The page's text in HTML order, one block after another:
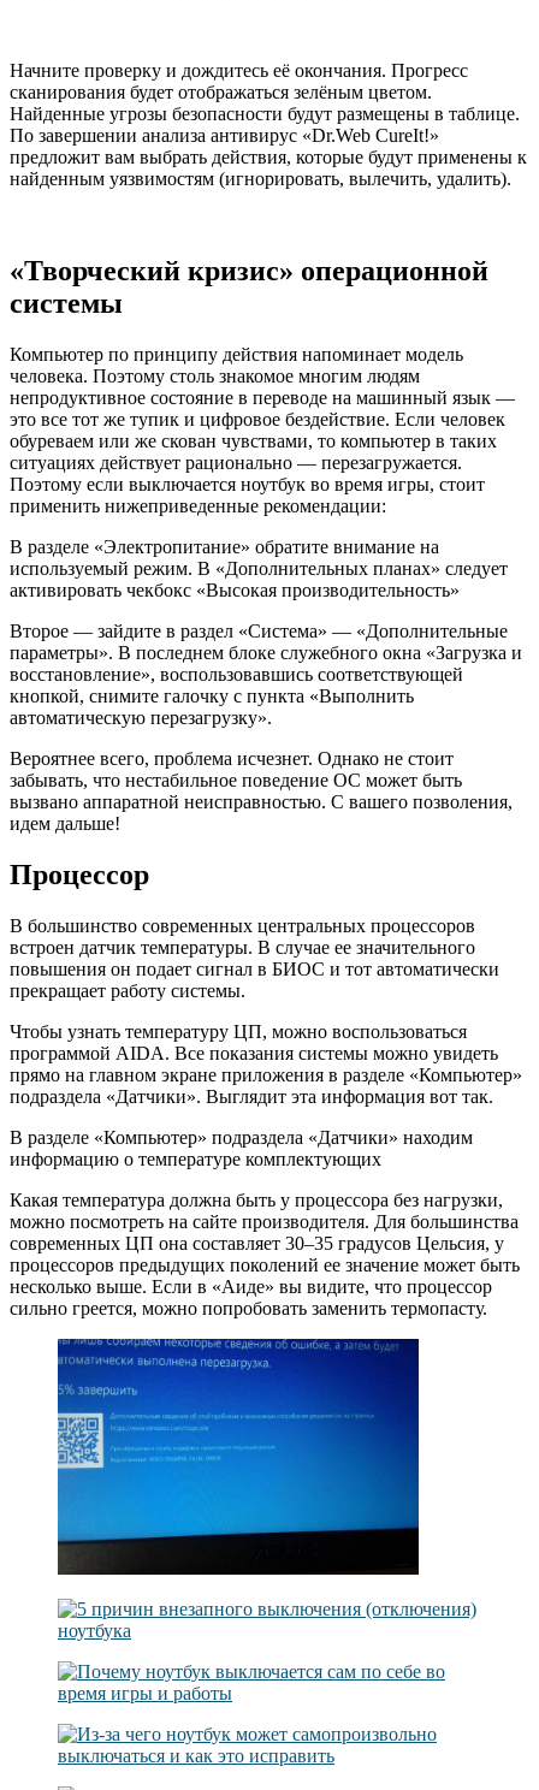
Начните проверку и дождитесь её окончания. Прогресс
сканирования будет отображаться зелёным цветом.
Найденные угрозы безопасности будут размещены в таблице.
По завершении анализа антивирус «Dr.Web CureIt!»
предложит вам выбрать действия, которые будут применены к
найденным уязвимостям (игнорировать, вылечить, удалить).
«Творческий кризис» операционной
системы
Компьютер по принципу действия напоминает модель
человека. Поэтому столь знакомое многим людям
непродуктивное состояние в переводе на машинный язык —
это все тот же тупик и цифровое бездействие. Если человек
обуреваем или же скован чувствами, то компьютер в таких
ситуациях действует рационально — перезагружается.
Поэтому если выключается ноутбук во время игры, стоит
применить нижеприведенные рекомендации:
В разделе «Электропитание» обратите внимание на
используемый режим. В «Дополнительных планах» следует
активировать чекбокс «Высокая производительность»
Второе — зайдите в раздел «Система» — «Дополнительные
параметры». В последнем блоке служебного окна «Загрузка и
восстановление», воспользовавшись соответствующей
кнопкой, снимите галочку с пункта «Выполнить
автоматическую перезагрузку».
Вероятнее всего, проблема исчезнет. Однако не стоит
забывать, что нестабильное поведение ОС может быть
вызвано аппаратной неисправностью. С вашего позволения,
идем дальше!
Процессор
В большинство современных центральных процессоров
встроен датчик температуры. В случае ее значительного
повышения он подает сигнал в БИОС и тот автоматически
прекращает работу системы.
Чтобы узнать температуру ЦП, можно воспользоваться
программой AIDA. Все показания системы можно увидеть
прямо на главном экране приложения в разделе «Компьютер»
подраздела «Датчики». Выглядит эта информация вот так.
В разделе «Компьютер» подраздела «Датчики» находим
информацию о температуре комплектующих
Какая температура должна быть у процессора без нагрузки,
можно посмотреть на сайте производителя. Для большинства
современных ЦП она составляет 30–35 градусов Цельсия, у
процессоров предыдущих поколений ее значение может быть
несколько выше. Если в «Аиде» вы видите, что процессор
сильно греется, можно попробовать заменить термопасту.